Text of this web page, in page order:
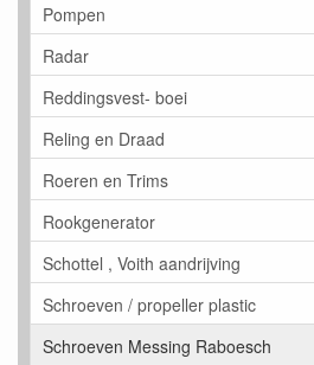
Pompen
Radar
Reddingsvest- boei
Reling en Draad
Roeren en Trims
Rookgenerator
Schottel , Voith aandrijving
Schroeven / propeller plastic
Schroeven Messing Raboesch